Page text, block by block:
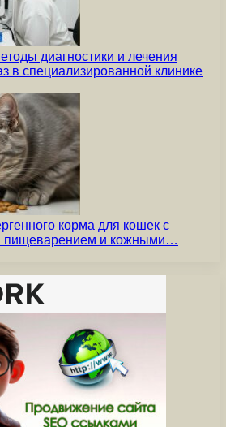
диагностики и лечения
в специализированной клинике
корма для кошек с
пищеварением и кожными…